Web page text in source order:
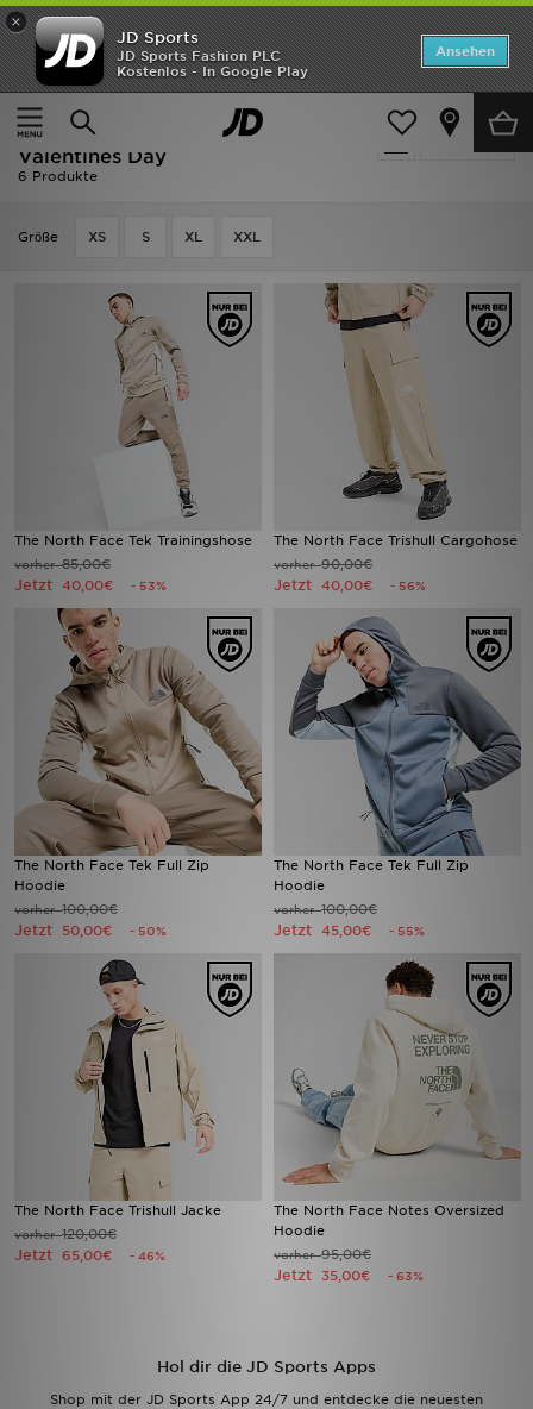
×
JD Sports
JD Sports Fashion PLC
Kostenlos - In Google Play
Ansehen
Home
Herren Herrenbekleidung
Verfeinern
The North Face Herrenbekleidung -
Valentines Day
6 Produkte
Grӧße XS S XL XXL
The North Face Tek Trainingshose
vorher85,00€
Jetzt 40,00€ - 53%
The North Face Trishull Cargohose
vorher90,00€
Jetzt 40,00€ - 56%
The North Face Tek Full Zip
Hoodie
vorher100,00€
Jetzt 50,00€ - 50%
The North Face Tek Full Zip
Hoodie
vorher100,00€
Jetzt 45,00€ - 55%
The North Face Trishull Jacke
vorher120,00€
Jetzt 65,00€ - 46%
The North Face Notes Oversized
Hoodie
vorher95,00€
Jetzt 35,00€ - 63%
Hol dir die JD Sports Apps
Shop mit der JD Sports App 24/7 und entdecke die neuesten
ANGEBOTE
Neuheiten
Herren
Bestsellers
Lade die APP
Filialfinder
Mein JD
Hilfe & Kontakt
Geschenkgutschein
Studenten
Blog